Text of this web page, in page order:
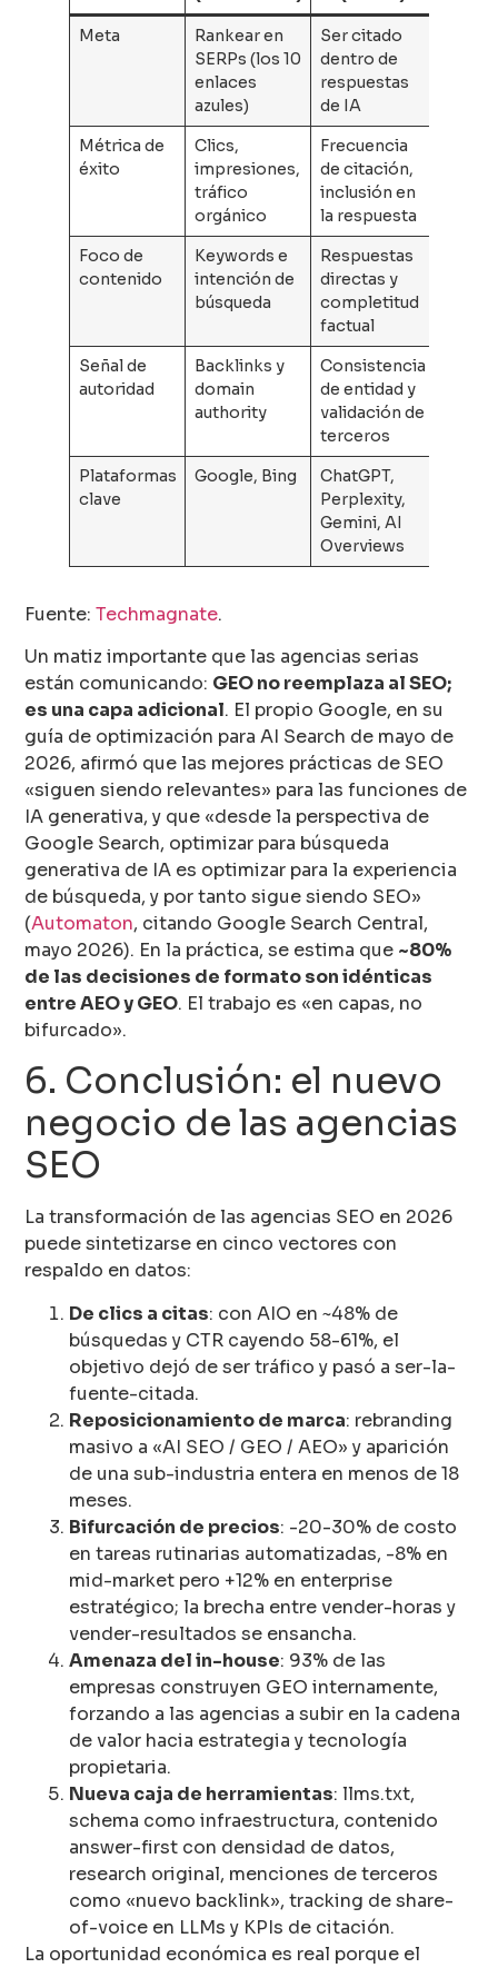
Meta
Rankear en
SERPs (los 10
enlaces
azules)
Ser citado
dentro de
respuestas
de IA
Métrica de
éxito
Clics,
impresiones,
tráfico
orgánico
Frecuencia
de citación,
inclusión en
la respuesta
Foco de
contenido
Keywords e
intención de
búsqueda
Respuestas
directas y
completitud
factual
Señal de
autoridad
Backlinks y
domain
authority
Consistencia
de entidad y
validación de
terceros
Plataformas
clave
Google, Bing
ChatGPT,
Perplexity,
Gemini, AI
Overviews
Fuente:Techmagnate.
Un matiz importante que las agencias serias
están comunicando: GEO no reemplaza al SEO;
es una capa adicional. El propio Google, en su
guía de optimización para AI Search de mayo de
2026, afirmó que las mejores prácticas de SEO
«siguen siendo relevantes» para las funciones de
IA generativa, y que «desde la perspectiva de
Google Search, optimizar para búsqueda
generativa de IA es optimizar para la experiencia
de búsqueda, y por tanto sigue siendo SEO»
(Automaton, citando Google Search Central,
mayo 2026). En la práctica, se estima que ~80%
de las decisiones de formato son idénticas
entre AEO y GEO. El trabajo es «en capas, no
bifurcado».
6. Conclusión: el nuevo
negocio de las agencias
SEO
La transformación de las agencias SEO en 2026
puede sintetizarse en cinco vectores con
respaldo en datos:
De clics a citas: con AIO en ~48% de
búsquedas y CTR cayendo 58-61%, el
objetivo dejó de ser tráfico y pasó a ser-la-
fuente-citada.
Reposicionamiento de marca: rebranding
masivo a «AI SEO / GEO / AEO» y aparición
de una sub-industria entera en menos de 18
meses.
Bifurcación de precios: -20-30% de costo
en tareas rutinarias automatizadas, -8% en
mid-market pero +12% en enterprise
estratégico; la brecha entre vender-horas y
vender-resultados se ensancha.
Amenaza del in-house: 93% de las
empresas construyen GEO internamente,
forzando a las agencias a subir en la cadena
de valor hacia estrategia y tecnología
propietaria.
Nueva caja de herramientas: llms.txt,
schema como infraestructura, contenido
answer-first con densidad de datos,
research original, menciones de terceros
como «nuevo backlink», tracking de share-
of-voice en LLMs y KPIs de citación.
La oportunidad económica es real porque el